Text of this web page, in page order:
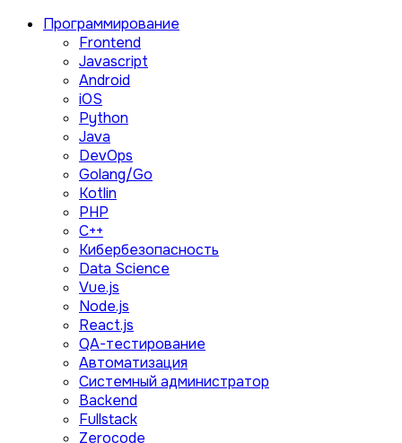
Программирование
Frontend
Javascript
Android
iOS
Python
Java
DevOps
Golang/Go
Kotlin
PHP
C++
Кибербезопасность
Data Science
Vue.js
Node.js
React.js
QA-тестирование
Автоматизация
Системный администратор
Backend
Fullstack
Zerocode